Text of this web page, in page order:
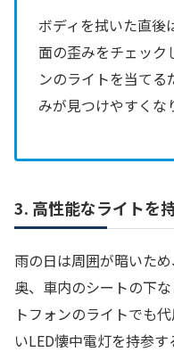
ボディを拭いた直後
面の歪みをチェック
ンのライトを当て
みが見つけやすくな
3. 高性能なライトを
雨の日は周囲が暗いた
奥、車内のシートの下
トフォンのライトでも
いLED懐中電灯を持参す